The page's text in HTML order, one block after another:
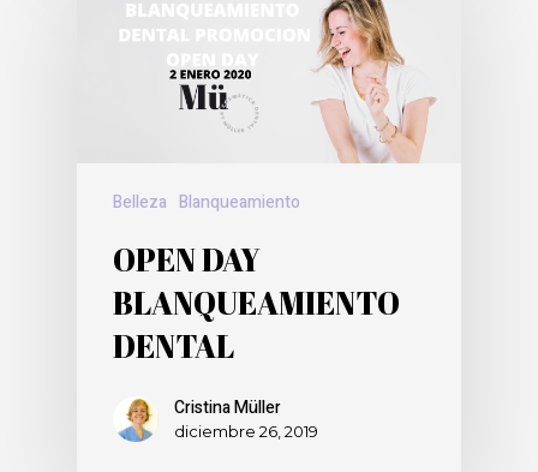
Belleza Blanqueamiento
OPEN DAY
BLANQUEAMIENTO
DENTAL
Cristina Müller
diciembre 26, 2019